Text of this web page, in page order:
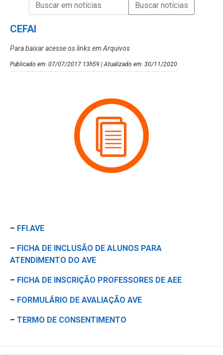
Campo de Busca de Notícias
CEFAI
Para baixar acesse os links em Arquivos
Publicado em: 07/07/2017 13h59 | Atualizado em: 30/11/2020
– FFI.AVE
– FICHA DE INCLUSÃO DE ALUNOS PARA
ATENDIMENTO DO AVE
– FICHA DE INSCRIÇÃO PROFESSORES DE AEE
– FORMULÁRIO DE AVALIAÇÃO AVE
– TERMO DE CONSENTIMENTO